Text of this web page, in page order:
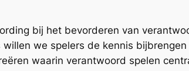
bij het bevorderen van
we spelers de kennis
waarin verantwoord spelen